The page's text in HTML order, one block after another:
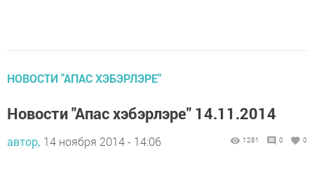
НОВОСТИ "АПАС ХЭБЭРЛЭРЕ"
Новости "Апас хэбэрлэре" 14.11.2014
автор, 14 ноября 2014 - 14:06 1281 0 0